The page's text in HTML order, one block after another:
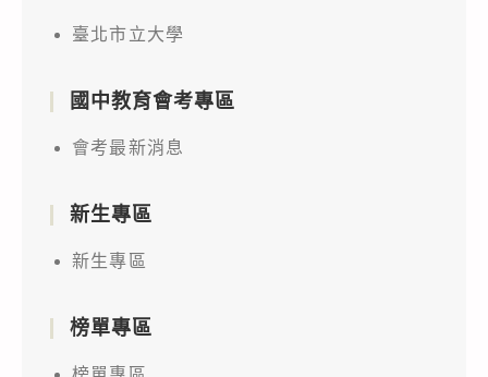
臺北市立大學
國中教育會考專區
會考最新消息
新生專區
新生專區
榜單專區